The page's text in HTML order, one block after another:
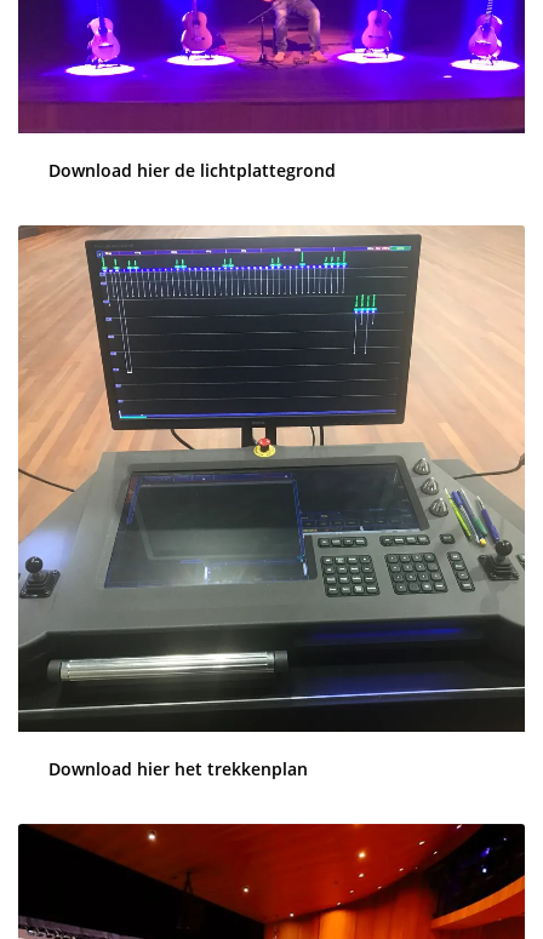
Download hier de lichtplattegrond
Download hier het trekkenplan